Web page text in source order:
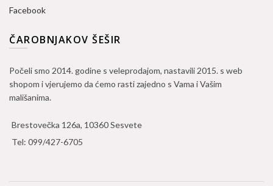
Facebook
ČAROBNJAKOV ŠEŠIR
Počeli smo 2014. godine s veleprodajom, nastavili 2015. s web
shopom i vjerujemo da ćemo rasti zajedno s Vama i Vašim
mališanima.
Brestovečka 126a, 10360 Sesvete
Tel: 099/427-6705